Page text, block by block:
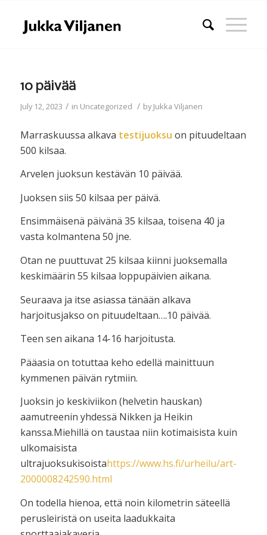
10 päivää
July 12, 2023 / in Uncategorized / byJukka Viljanen
Marraskuussa alkava testijuoksu on pituudeltaan
500 kilsaa.
Arvelen juoksun kestävän 10 päivää.
Juoksen siis 50 kilsaa per päivä.
Ensimmäisenä päivänä 35 kilsaa, toisena 40 ja
vasta kolmantena 50 jne.
Otan ne puuttuvat 25 kilsaa kiinni juoksemalla
keskimäärin 55 kilsaa loppupäivien aikana.
Seuraava ja itse asiassa tänään alkava
harjoitusjakso on pituudeltaan….10 päivää.
Teen sen aikana 14-16 harjoitusta.
Pääasia on totuttaa keho edellä mainittuun
kymmenen päivän rytmiin.
Juoksin jo keskiviikon (helvetin hauskan)
aamutreenin yhdessä Nikken ja Heikin
kanssa.Miehillä on taustaa niin kotimaisista kuin
ulkomaisista
ultrajuoksukisoistahttps://www.hs.fi/urheilu/art-
2000008242590.html
On todella hienoa, että noin kilometrin säteellä
perusleiristä on useita laadukkaita